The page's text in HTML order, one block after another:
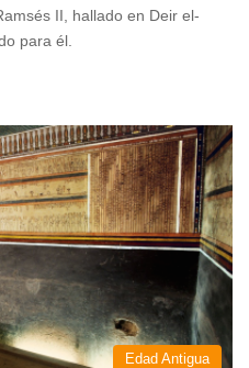
II, hallado en Deir el-
para él.
Edad Antigua